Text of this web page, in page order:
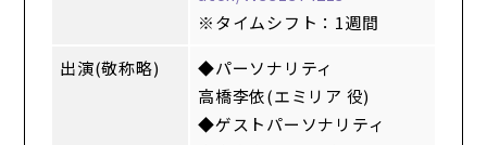
※タイムシフト：1週間
出演(敬称略)
◆パーソナリティ
高橋李依(エミリア 役)
◆ゲストパーソナリティ